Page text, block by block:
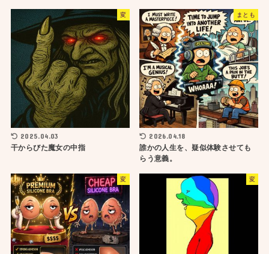
変
2025.04.03
干からびた魔女の中指
まとも
2026.04.18
誰かの人生を、疑似体験させても
らう意義。
変 変